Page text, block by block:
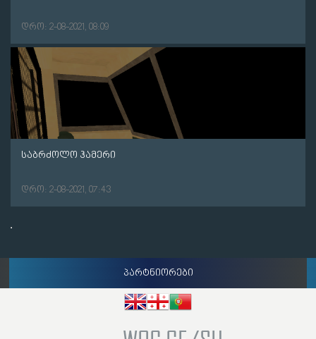
დრო: 2-08-2021, 08:09
საბრძოლო ჰამერი
დრო: 2-08-2021, 07:43
პარტნიორები